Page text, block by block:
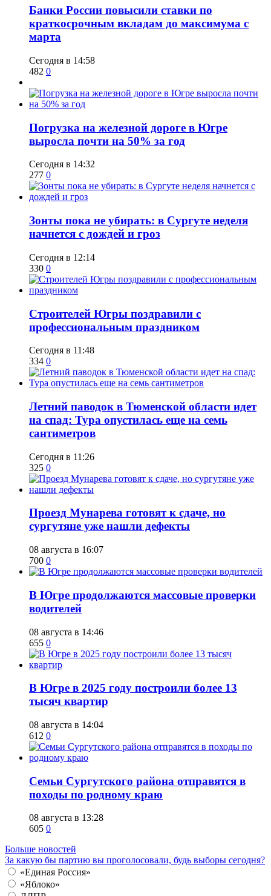
​Банки России повысили ставки по
краткосрочным вкладам до максимума с
марта
Сегодня в 14:58
482 0
​Погрузка на железной дороге в Югре
выросла почти на 50% за год
Сегодня в 14:32
277 0
​Зонты пока не убирать: в Сургуте неделя
начнется с дождей и гроз
Сегодня в 12:14
330 0
​Строителей Югры поздравили с
профессиональным праздником
Сегодня в 11:48
334 0
​Летний паводок в Тюменской области идет
на спад: Тура опустилась еще на семь
сантиметров
Сегодня в 11:26
325 0
​Проезд Мунарева готовят к сдаче, но
сургутяне уже нашли дефекты
08 августа в 16:07
700 0
​В Югре продолжаются массовые проверки
водителей
08 августа в 14:46
655 0
​В Югре в 2025 году построили более 13
тысяч квартир
08 августа в 14:04
612 0
​Семьи Сургутского района отправятся в
походы по родному краю
08 августа в 13:28
605 0
Больше новостей
За какую бы партию вы проголосовали, будь выборы сегодня?
«Единая Россия»
«Яблоко»